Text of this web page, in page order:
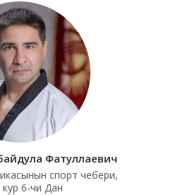
Фатуллаевич
спорт чебери,
кур 6-чи Дан